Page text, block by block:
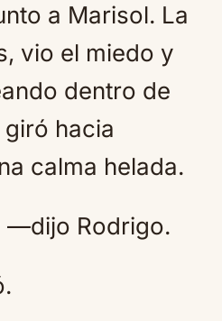
a Marisol. La
vio el miedo y
dentro de
hacia
calma helada.
Rodrigo.